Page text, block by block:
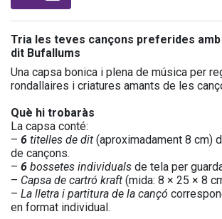
Tria les teves cançons preferides
dit Bufallums
Una capsa bonica i plena de música per
rondallaires i criatures amants de les
Què hi trobaràs
La capsa conté:
– 6 titelles de dit (aproximadament 8 cm)
de cançons.
– 6 bossetes individuals de tela per
– Capsa de cartró kraft (mida: 8 × 25 × 8
– La lletra i partitura de la cançó
en format individual.